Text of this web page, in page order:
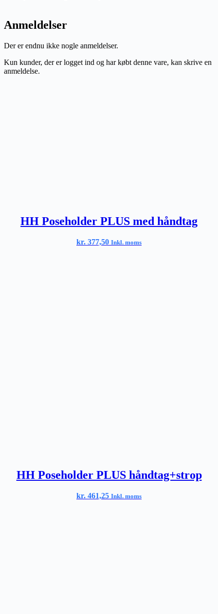
Anmeldelser
Der er endnu ikke nogle anmeldelser.
Kun kunder, der er logget ind og har købt denne vare, kan skrive en
anmeldelse.
HH Poseholder PLUS med håndtag
kr. 377,50 Inkl. moms
HH Poseholder PLUS håndtag+strop
kr. 461,25 Inkl. moms